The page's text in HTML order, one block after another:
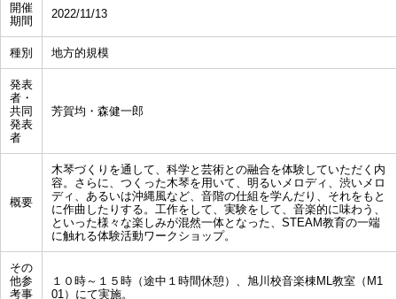
開催
期間
2022/11/13
種別 地方的規模
発表
者・
共同
発表
者
芳賀均・森健一郎
概要
木琴づくりを通して、科学と芸術との融合を体験していただく内
容。さらに、つくった木琴を用いて、明るいメロディ、渋いメロ
ディ、あるいは沖縄風など、音階の仕組を学んだり、それをもと
に作曲したりする。工作をして、実験をして、音楽的に味わう、
といった様々な楽しみが混然一体となった、STEAM教育の一端
に触れる体験活動ワークショップ。
その
他参
考事
１０時～１５時（途中１時間休憩）、旭川校音楽棟ML教室（M1
01）にて実施。